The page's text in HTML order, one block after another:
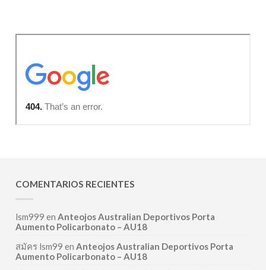
COMENTARIOS RECIENTES
lsm999 enAnteojos Australian Deportivos Porta
Aumento Policarbonato – AU18
สมัคร lsm99 enAnteojos Australian Deportivos Porta
Aumento Policarbonato – AU18